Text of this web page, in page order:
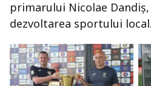
primarului Nicolae
dezvoltarea sportului local.